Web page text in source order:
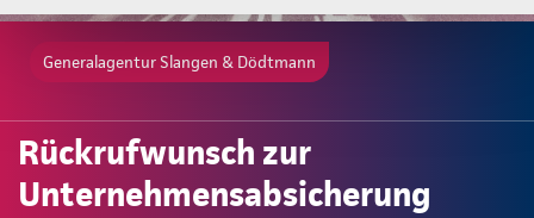
Generalagentur Slangen & Dödtmann
Rückrufwunsch zur
Unternehmensabsicherung